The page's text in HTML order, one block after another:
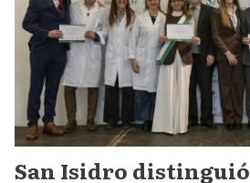
San Isidro distinguió